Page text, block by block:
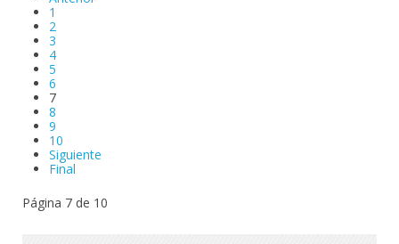
1
2
3
4
5
6
7
8
9
10
Siguiente
Final
Página 7 de 10